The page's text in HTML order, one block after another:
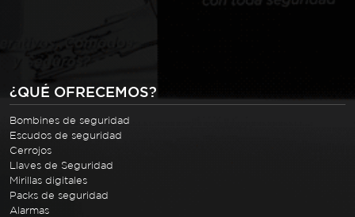
¿QUÉ OFRECEMOS?
Bombines de seguridad
Escudos de seguridad
Cerrojos
Llaves de Seguridad
Mirillas digitales
Packs de seguridad
Alarmas